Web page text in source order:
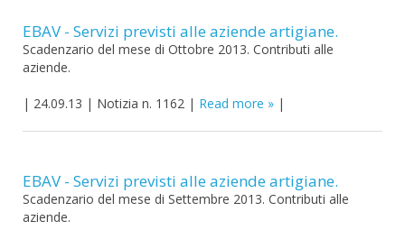
EBAV - Servizi previsti alle aziende artigiane.
Scadenzario del mese di Ottobre 2013. Contributi alle
aziende.
| 24.09.13 | Notizia n. 1162 | Read more |
EBAV - Servizi previsti alle aziende artigiane.
Scadenzario del mese di Settembre 2013. Contributi alle
aziende.